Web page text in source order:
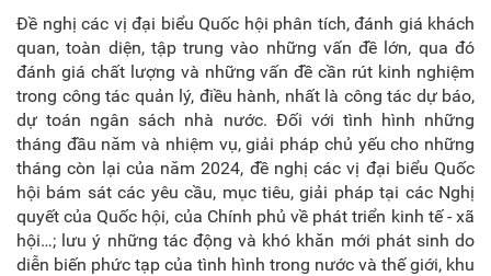
Đề nghị các vị đại biểu Quốc hội phân tích, đánh giá khách
quan, toàn diện, tập trung vào những vấn đề lớn, qua đó
đánh giá chất lượng và những vấn đề cần rút kinh nghiệm
trong công tác quản lý, điều hành, nhất là công tác dự báo,
dự toán ngân sách nhà nước. Đối với tình hình những
tháng đầu năm và nhiệm vụ, giải pháp chủ yếu cho những
tháng còn lại của năm 2024, đề nghị các vị đại biểu Quốc
hội bám sát các yêu cầu, mục tiêu, giải pháp tại các Nghị
quyết của Quốc hội, của Chính phủ về phát triển kinh tế - xã
hội…; lưu ý những tác động và khó khăn mới phát sinh do
diễn biến phức tạp của tình hình trong nước và thế giới, khu